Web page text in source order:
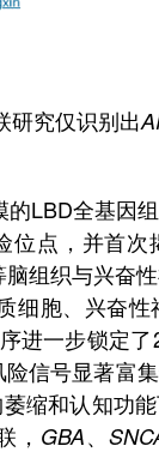
研究仅识别出
的LBD全基因
位点，并首次
脑组织与兴奋
细胞、兴奋
进一步锁定了
险信号显著富
缩和认知功
， GBA、